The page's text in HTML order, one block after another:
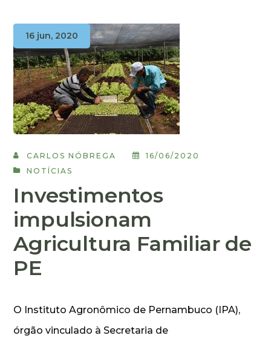
16 jun, 2020
CARLOS NÓBREGA
16/06/2020
NOTÍCIAS
Investimentos
impulsionam
Agricultura Familiar de
PE
O Instituto Agronômico de Pernambuco (IPA),
órgão vinculado à Secretaria de